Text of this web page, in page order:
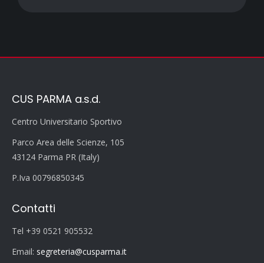
CUS PARMA a.s.d.
Centro Universitario Sportivo
Parco Area delle Scienze, 105
43124 Parma PR (Italy)
P.Iva 00796850345
Contatti
Tel +39 0521 905532
Email: segreteria@cusparma.it